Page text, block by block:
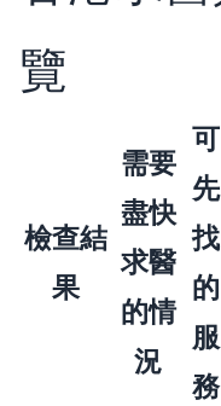
覽
檢查結
果
需要
盡快
求醫
的情
況
可
先
找
的
服
務